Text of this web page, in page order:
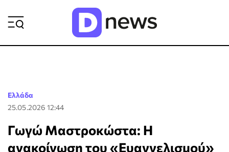
Ελλάδα
25.05.2026 12:44
Γωγώ Μαστροκώστα: Η
ανακοίνωση του «Ευαγγελισμού»